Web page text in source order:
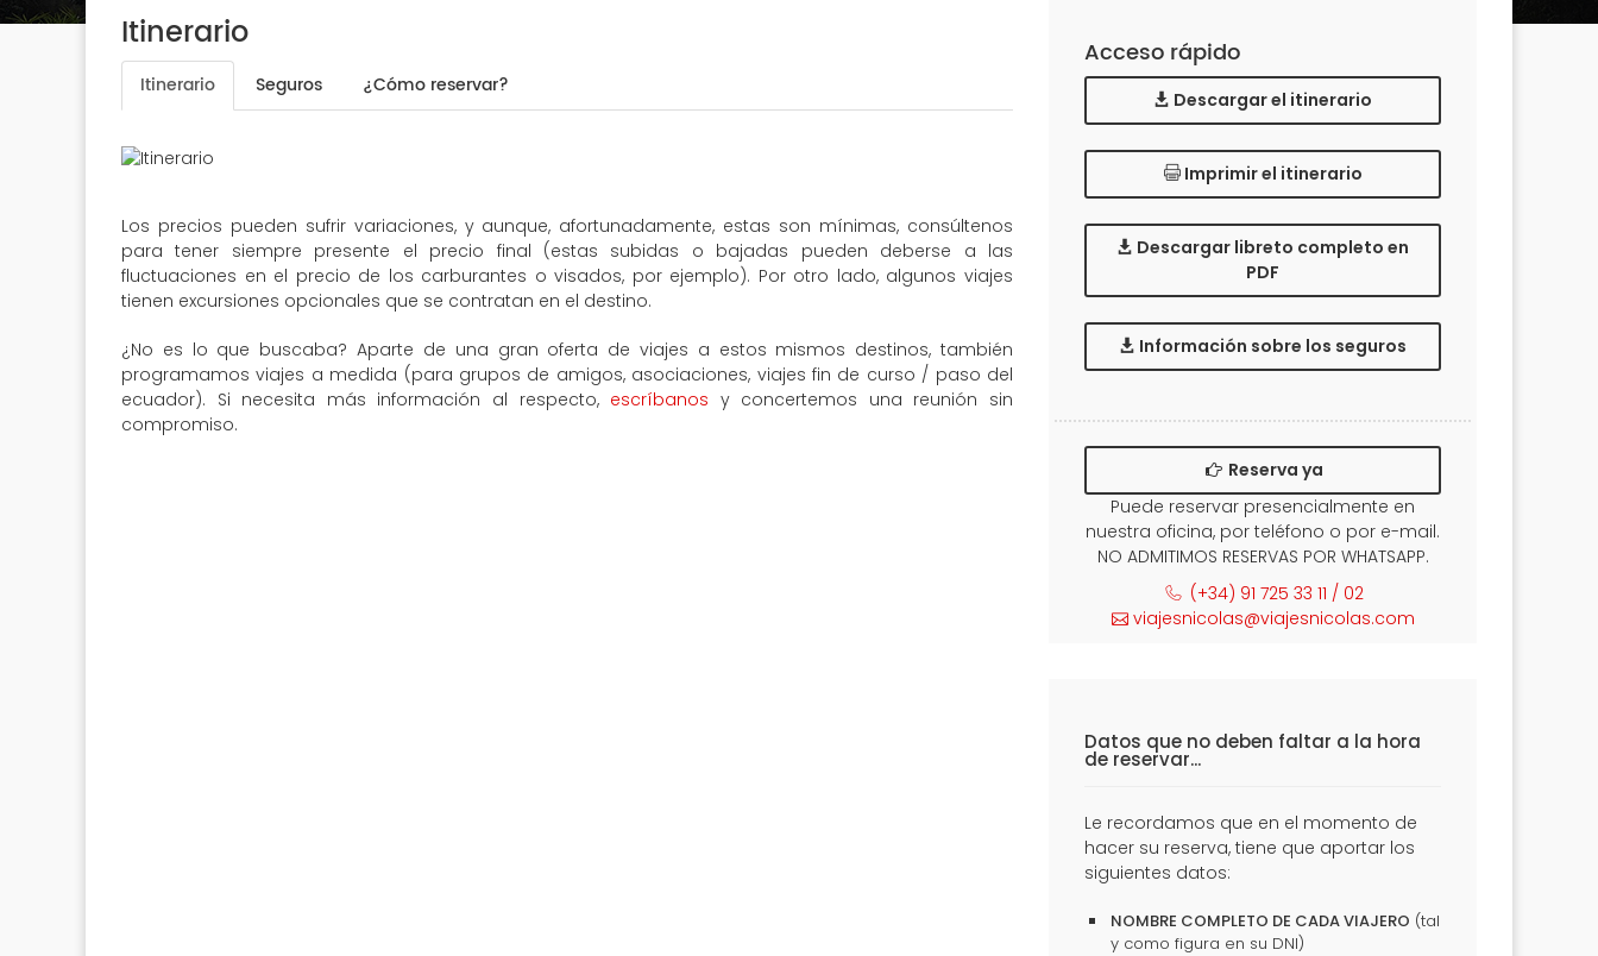
Itinerario
Itinerario Seguros ¿Cómo reservar?
Los precios pueden sufrir variaciones, y aunque, afortunadamente, estas son mínimas, consúltenos
para tener siempre presente el precio final (estas subidas o bajadas pueden deberse a las
fluctuaciones en el precio de los carburantes o visados, por ejemplo). Por otro lado, algunos viajes
tienen excursiones opcionales que se contratan en el destino.
¿No es lo que buscaba? Aparte de una gran oferta de viajes a estos mismos destinos, también
programamos viajes a medida (para grupos de amigos, asociaciones, viajes fin de curso / paso del
ecuador). Si necesita más información al respecto, escríbanos y concertemos una reunión sin
compromiso.
Acceso rápido
Descargar el itinerario
Imprimir el itinerario
Descargar libreto completo en
PDF
Información sobre los seguros
Reserva ya
Puede reservar presencialmente en
nuestra oficina, por teléfono o por e-mail.
NO ADMITIMOS RESERVAS POR WHATSAPP.
(+34) 91 725 33 11 / 02
viajesnicolas@viajesnicolas.com
Datos que no deben faltar a la hora
de reservar...
Le recordamos que en el momento de
hacer su reserva, tiene que aportar los
siguientes datos:
NOMBRE COMPLETO DE CADA VIAJERO (tal
y como figura en su DNI)